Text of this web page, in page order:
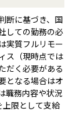
断に基づき、国
しての勤務の必
実質フルリモー
ス（現時点では
だく必要がある
となる場合はオ
職務内容や状況
限として支給